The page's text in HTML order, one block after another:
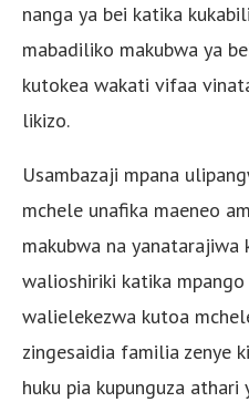
nanga ya bei katika
mabadiliko makubwa ya
kutokea wakati vifaa
likizo.
Usambazaji mpana
mchele unafika maeneo
makubwa na yanatarajiwa
walioshiriki katika
walielekezwa kutoa
zingesaidia familia zenye
huku pia kupunguza